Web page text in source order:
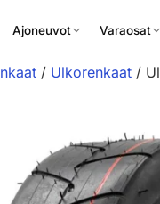
Ajoneuvot Varaosat
/ Ulkorenkaat /